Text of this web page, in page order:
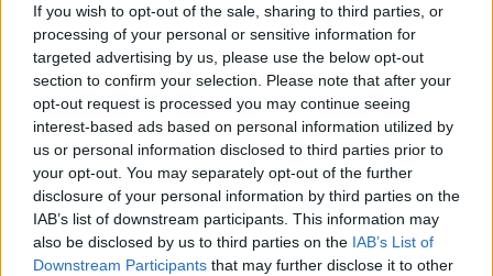
If you wish to opt-out of the sale, sharing to third parties, or
processing of your personal or sensitive information for
targeted advertising by us, please use the below opt-out
section to confirm your selection. Please note that after your
opt-out request is processed you may continue seeing
interest-based ads based on personal information utilized by
us or personal information disclosed to third parties prior to
your opt-out. You may separately opt-out of the further
disclosure of your personal information by third parties on the
IAB’s list of downstream participants. This information may
also be disclosed by us to third parties on the IAB’s List of
Downstream Participants that may further disclose it to other
pagamento.
Ciao, buone vacanze
Anna
emoda
30
Inserito il24/06/2018 alle: 16:20:24
Grazie mille a tutti x le info.
Buona domenica e buone vacanze
emoda